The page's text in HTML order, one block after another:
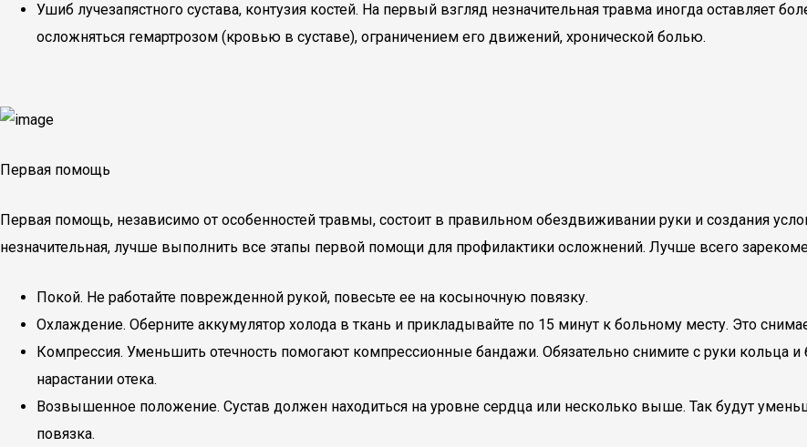
Ушиб лучезапястного сустава, контузия костей. На первый взгляд незначительная травма иногда оставляет
осложняться гемартрозом (кровью в суставе), ограничением его движений, хронической болью.
Первая помощь
Первая помощь, независимо от особенностей травмы, состоит в правильном обездвиживании руки и создания
незначительная, лучше выполнить все этапы первой помощи для профилактики осложнений. Лучше всего
Покой. Не работайте поврежденной рукой, повесьте ее на косыночную повязку.
Охлаждение. Оберните аккумулятор холода в ткань и прикладывайте по 15 минут к больному месту. Это
Компрессия. Уменьшить отечность помогают компрессионные бандажи. Обязательно снимите с руки кольца
нарастании отека.
Возвышенное положение. Сустав должен находиться на уровне сердца или несколько выше. Так будут
повязка.